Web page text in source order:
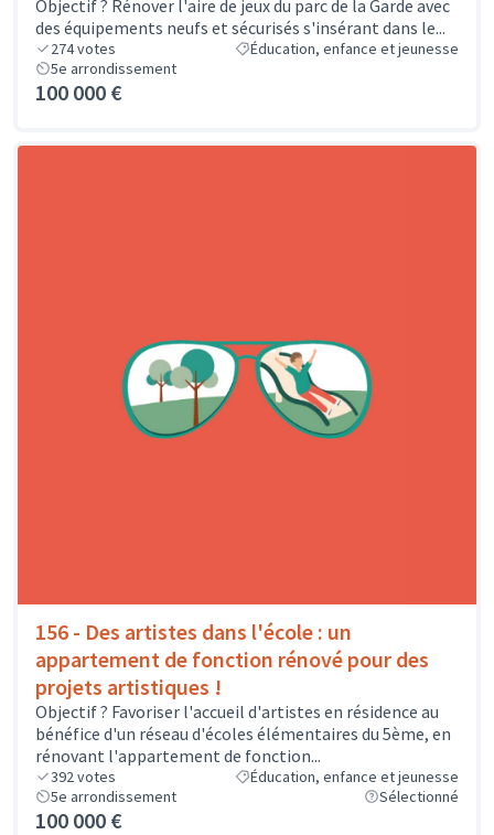
Objectif ? Rénover l'aire de jeux du parc de la Garde avec
des équipements neufs et sécurisés s'insérant dans le...
274votes
Éducation, enfance et jeunesse
5e arrondissement
100 000 €
156 - Des artistes dans l'école : un
appartement de fonction rénové pour des
projets artistiques !
Objectif ? Favoriser l'accueil d'artistes en résidence au
bénéfice d'un réseau d'écoles élémentaires du 5ème, en
rénovant l'appartement de fonction...
392votes
Éducation, enfance et jeunesse
5e arrondissement
Sélectionné
100 000 €